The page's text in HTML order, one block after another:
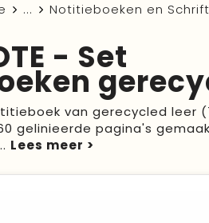
... Notitieboeken en
- Set
van gerecycled leer
gelinieerde pagina's